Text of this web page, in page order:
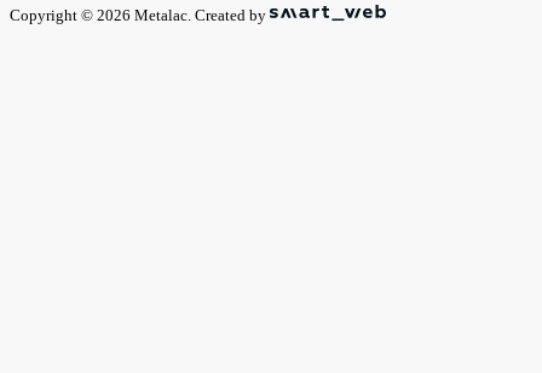
Copyright © 2026 Metalac. Created by